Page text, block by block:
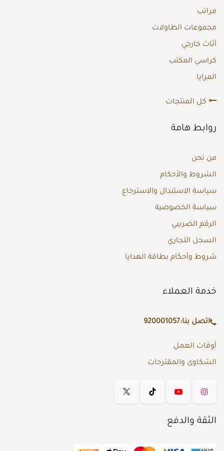
مراتب
مجموعات الطاولات
أثاث خارجي
كراسي المكتب
المرايا
كل المنتجات
روابط هامة
من نحن
الشروط والأحكام
سياسة الاستبدال والاسترجاع
سياسة الخصوصية
الرقم الضريبي
السجل التجاري
شروط وأحكام بطاقة الهدايا
خدمة العملاء
اتصل بنا:920001057
أوقات العمل
الشكاوى والمقترحات
الثقة والدفع